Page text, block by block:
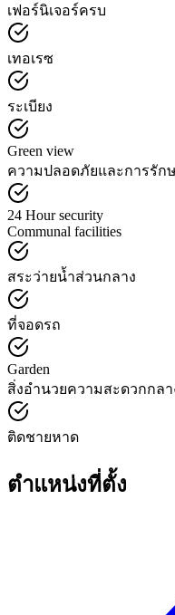
เฟอร์นิเจอร์ครบ
เทอเรซ
ระเบียง
Green view
ความปลอดภัยและการรัก
24 Hour security
Communal facilities
สระว่ายน้ำส่วนกลาง
ที่จอดรถ
Garden
สิ่งอำนวยความสะดวกกลา
ติดชายหาด
ตำแหน่งที่ตั้ง